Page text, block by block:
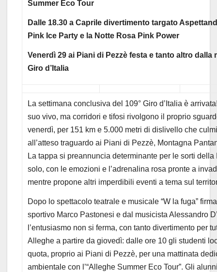
Summer Eco Tour
Dalle 18.30 a Caprile divertimento targato
Pink Ice Party e la Notte Rosa Pink Power
Venerdì 29 ai Piani di Pezzè festa e tanto altro dalla
Giro d’Italia
La settimana conclusiva del 109° Giro d’Italia è
suo vivo, ma corridori e tifosi rivolgono il proprio
venerdì, per 151 km e 5.000 metri di dislivello che
all’atteso traguardo ai Piani di Pezzè, Montagna
La tappa si preannuncia determinante per le sorti
solo, con le emozioni e l’adrenalina rosa pronte a
mentre propone altri imperdibili eventi a tema sul
Dopo lo spettacolo teatrale e musicale “W la fuga”
sportivo Marco Pastonesi e dal musicista Alessandro
l’entusiasmo non si ferma, con tanto divertimento per
Alleghe a partire da giovedì: dalle ore 10 gli studenti
quota, proprio ai Piani di Pezzè, per una mattinata
ambientale con l’“Alleghe Summer Eco Tour”. Gli